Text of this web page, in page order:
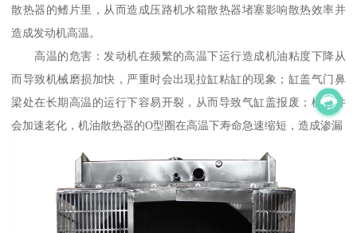
散热器的鳍片里，从而造成压路机水箱散热器堵塞影响散热效率并
造成发动机高温。
高温的危害：发动机在频繁的高温下运行造成机油粘度下降从
而导致机械磨损加快，严重时会出现拉缸粘缸的现象；缸盖气门鼻
梁处在长期高温的运行下容易开裂，从而导致气缸盖报废；橡胶件
会加速老化，机油散热器的O型圈在高温下寿命急速缩短，造成渗漏